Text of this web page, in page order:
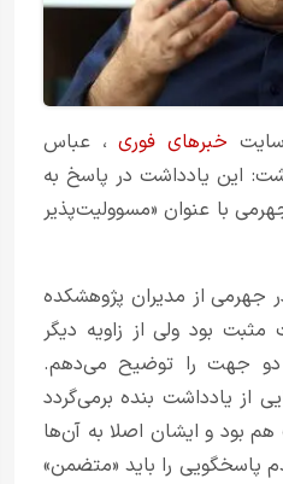
خبرهای فوری، عباس
این یادداشت در پاسخ به
با عنوان «مسوولیت‌پذیر
جهرمی از مدیران پژوهشکده
بود ولی از زاویه دیگر
جهت را توضیح می‌دهم.
یادداشت بنده برمی‌گردد
بود و ایشان اصلا به آن‌ها
پاسخگویی را باید «متضمن»